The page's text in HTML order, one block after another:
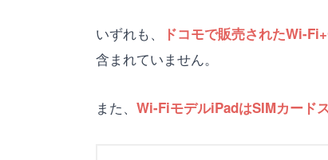
いずれも、 ドコモで販売されたWi-
含まれていません。
また、 Wi-FiモデルiPadはSIMカード